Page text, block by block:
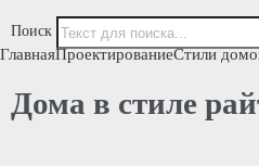
Поиск
ГлавнаяПроектированиеСтили
Дома в стиле